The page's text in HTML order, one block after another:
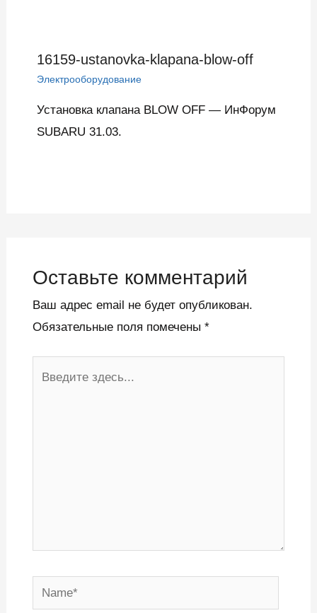
16159-ustanovka-klapana-blow-off
Электрооборудование
Установка клапана BLOW OFF — ИнФорум
SUBARU 31.03.
Оставьте комментарий
Ваш адрес email не будет опубликован.
Обязательные поля помечены *
Name*